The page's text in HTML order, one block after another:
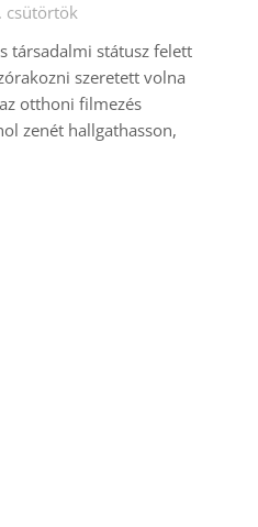
csütörtök
társadalmi státusz felett
szeretett volna
otthoni filmezés
zenét hallgathasson,